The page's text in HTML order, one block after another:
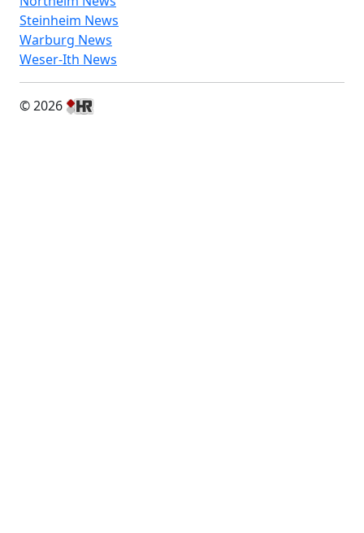
Steinheim News
Warburg News
Weser-Ith News
© 2026